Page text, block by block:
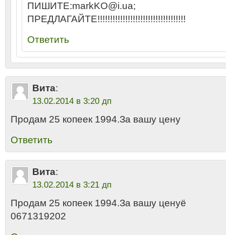
ПИШИТЕ:markKO@i.ua;
ПРЕДЛАГАЙТЕ!!!!!!!!!!!!!!!!!!!!!!!!!!!!!!!!!!!
Ответить
Вита:
13.02.2014 в 3:20 дп
Продам 25 копеек 1994.За вашу цену
Ответить
Вита:
13.02.2014 в 3:21 дп
Продам 25 копеек 1994.За вашу ценуё
0671319202